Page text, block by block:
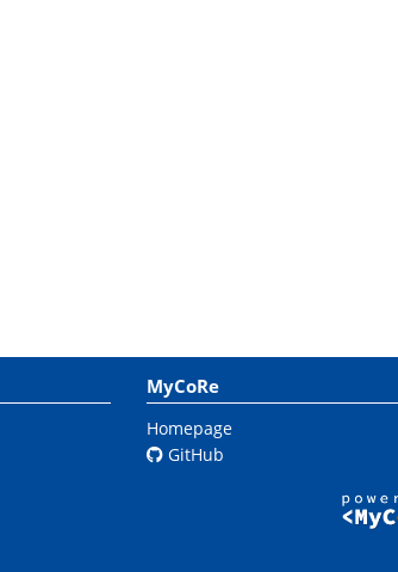
MyCoRe
Homepage
GitHub